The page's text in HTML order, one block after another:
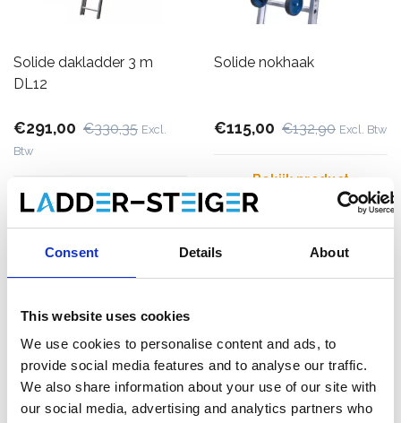
Consent Details About
This website uses cookies
We use cookies to personalise content and ads, to
provide social media features and to analyse our traffic.
We also share information about your use of our site with
our social media, advertising and analytics partners who
Solide dakladder 3 m
DL12
€291,00 €330,35 Excl.
Btw
Bekijk product
Solide nokhaak
€115,00 €132,90 Excl. Btw
Bekijk product